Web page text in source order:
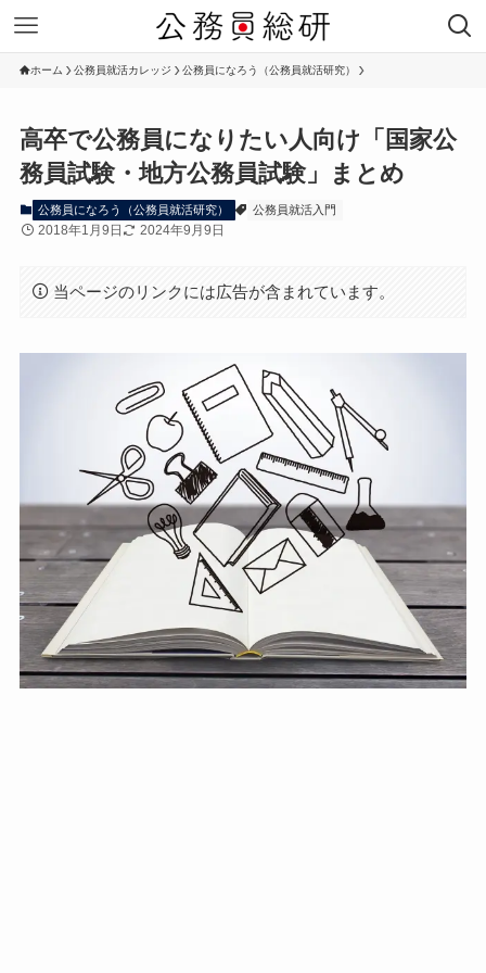
ホーム 公務員就活カレッジ 公務員になろう（公務員就活研究）
高卒で公務員になりたい人向け「国家公
務員試験・地方公務員試験」まとめ
公務員になろう（公務員就活研究） 公務員就活入門
2018年1月9日 2024年9月9日
当ページのリンクには広告が含まれています。